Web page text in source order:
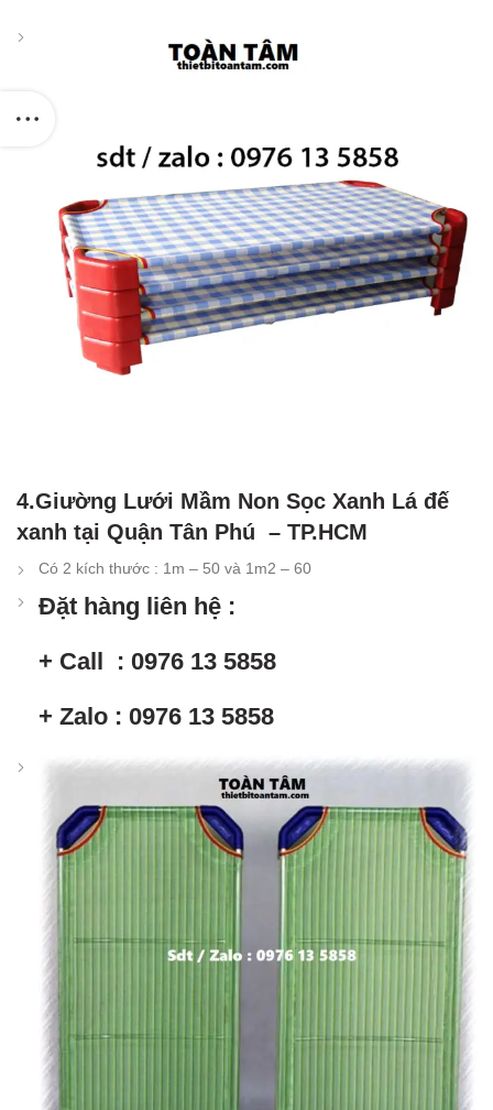
4.Giường Lưới Mầm Non Sọc Xanh Lá đế
xanh tại Quận Tân Phú – TP.HCM
Có 2 kích thước : 1m – 50 và 1m2 – 60
Đặt hàng liên hệ :
+ Call : 0976 13 5858
+ Zalo : 0976 13 5858